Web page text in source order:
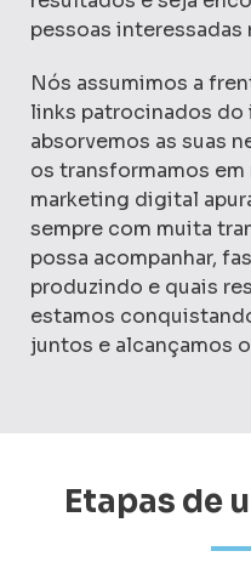
pessoas
Nós assumimos a
links patrocinados do
absorvemos as suas
os transformamos
marketing digital
sempre com muita
possa acompanhar,
produzindo e quais
estamos
juntos e alcançamos
Etapas de